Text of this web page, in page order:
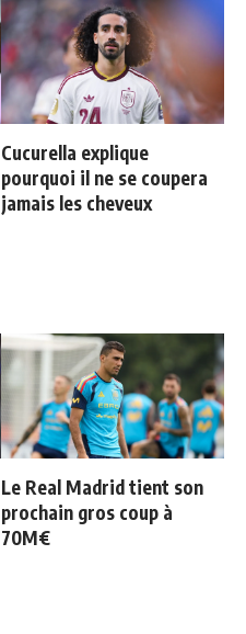
Cucurella explique
pourquoi il ne se coupera
jamais les cheveux
Le Real Madrid tient son
prochain gros coup à
70M€